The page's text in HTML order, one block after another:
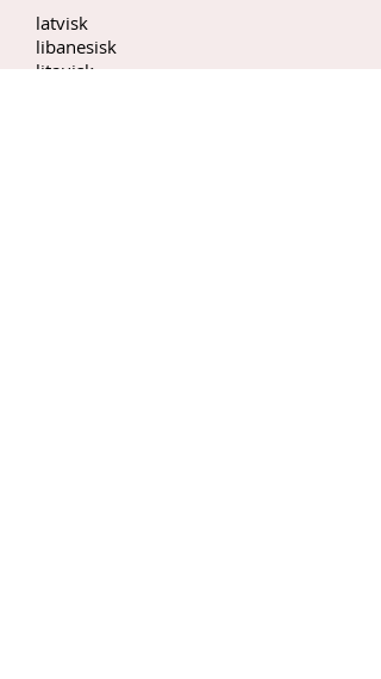
latvisk
libanesisk
litauisk